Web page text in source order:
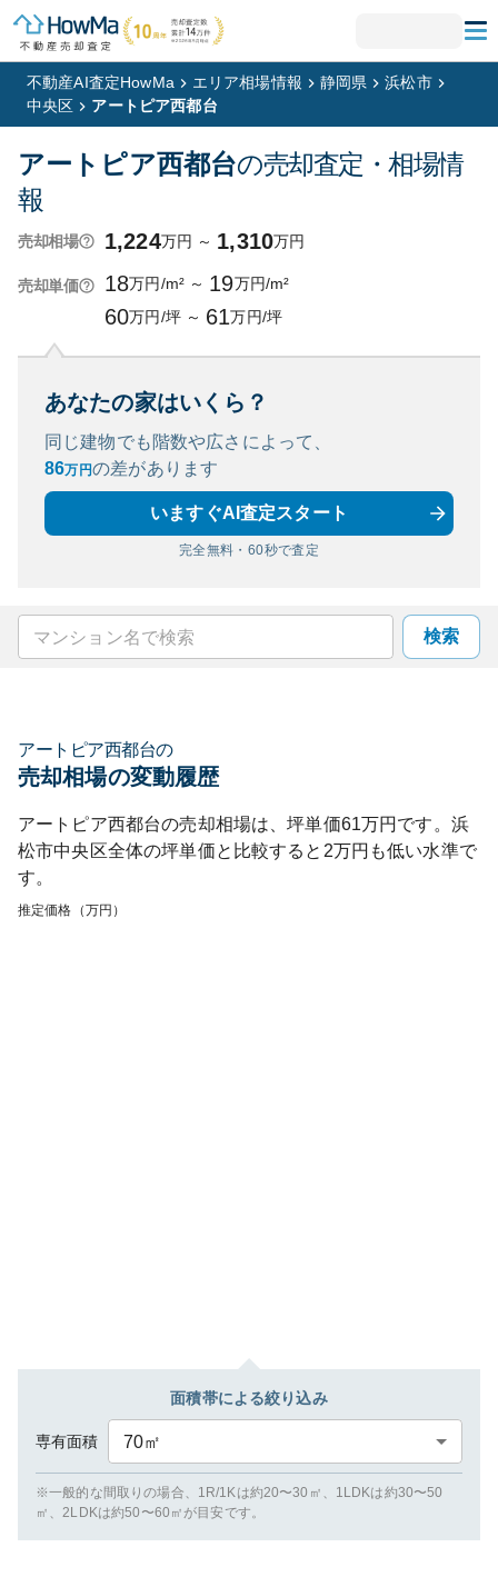
不動産AI査定HowMa エリア相場情報 静岡県
浜松市
中央区
アートピア西都台
アートピア西都台の売却査定・相場情
報
売却相場 1,224万円 ～ 1,310万円
売却単価 18万円/m² ～ 19万円/m²
60万円/坪 ～ 61万円/坪
あなたの家はいくら？
同じ建物でも階数や広さによって、
86万円の差があります
いますぐAI査定スタート
完全無料・60秒で査定
検索
アートピア西都台の
売却相場の変動履歴
アートピア西都台の売却相場は、坪単価61万円です。 浜
松市中央区全体の坪単価と比較すると 2万円も低い水準で
す。
推定価格（万円）
面積帯による絞り込み
専有面積 70㎡
※一般的な間取りの場合、1R/1Kは約20〜30㎡、1LDKは約30〜50
㎡、2LDKは約50〜60㎡が目安です。